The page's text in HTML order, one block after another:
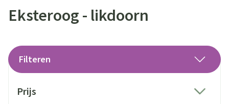
Eksteroog - likdoorn
Filteren
Prijs